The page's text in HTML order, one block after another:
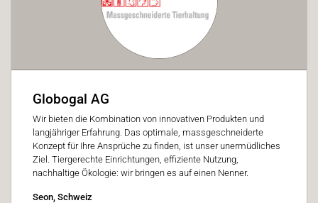
Globogal AG
Wir bieten die Kombination von innovativen Produkten und
langjähriger Erfahrung. Das optimale, massgeschneiderte
Konzept für Ihre Ansprüche zu finden, ist unser unermüdliches
Ziel. Tiergerechte Einrichtungen, effiziente Nutzung,
nachhaltige Ökologie: wir bringen es auf einen Nenner.
Seon, Schweiz